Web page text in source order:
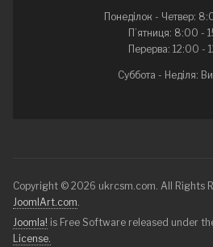
Понеділок - Четвер:
П’ятниця: 8:00 -
Перерва: 12:00 -
Суббота - Неділя:
Copyright © 2026 ukrcsm.com. All Rights
JoomlArt.com.
Joomla! is Free Software released under
License.